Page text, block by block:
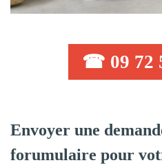
☎ 09 72
Envoyer une
forumulaire pour